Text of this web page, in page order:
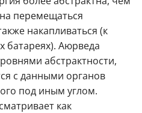
перемещаться
накапливаться (к
батареях). Аюрведа
абстрактности,
с данными органов
под иным углом.
как